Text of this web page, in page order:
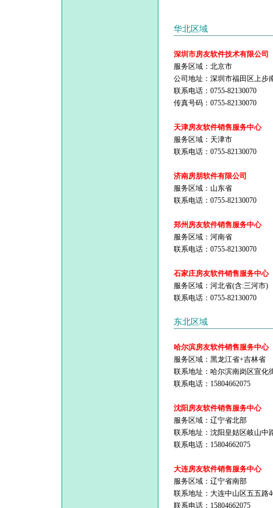
华北区域
深圳市房友软件技术有限公司
服务区域：北京市
公司地址：深圳市福田区上步
联系电话：0755-82130070
传真号码：0755-82130070
天津房友软件销售服务中心
服务区域：天津市
联系电话：0755-82130070
济南房朋软件有限公司
服务区域：山东省
联系电话：0755-82130070
郑州房友软件销售服务中心
服务区域：河南省
联系电话：0755-82130070
石家庄房友软件销售服务中心
服务区域：河北省(含:三河市)
联系电话：0755-82130070
东北区域
哈尔滨房友软件销售服务中心
服务区域：黑龙江省+吉林省
联系地址：哈尔滨南岗区宣化
联系电话：15804662075
沈阳房友软件销售服务中心
服务区域：辽宁省北部
联系地址：沈阳皇姑区岐山中
联系电话：15804662075
大连房友软件销售服务中心
服务区域：辽宁省南部
联系地址：大连中山区五五路
联系电话：15804662075